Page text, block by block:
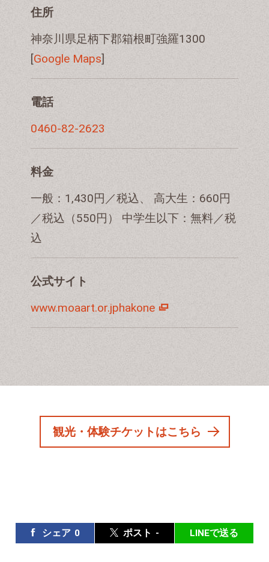
住所
神奈川県足柄下郡箱根町強羅1300
[Google Maps]
電話
0460-82-2623
料金
一般：1,430円／税込、 高大生：660円
／税込（550円） 中学生以下：無料／税
込
公式サイト
www.moaart.or.jphakone
観光・体験チケットはこちら
シェア 0 ポスト - LINEで送る